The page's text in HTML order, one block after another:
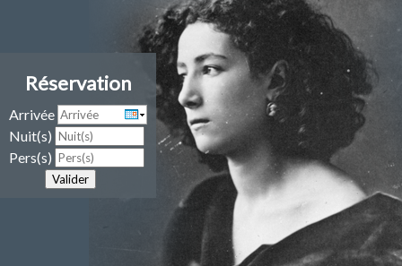
Réservation
Arrivée
Nuit(s)
Pers(s)
Valider